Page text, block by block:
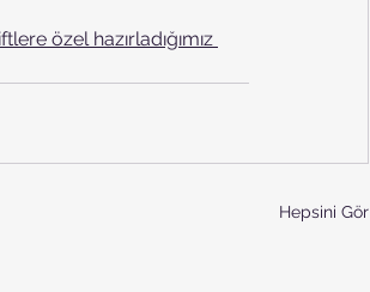
özel hazırladığımız
Hepsini Gör